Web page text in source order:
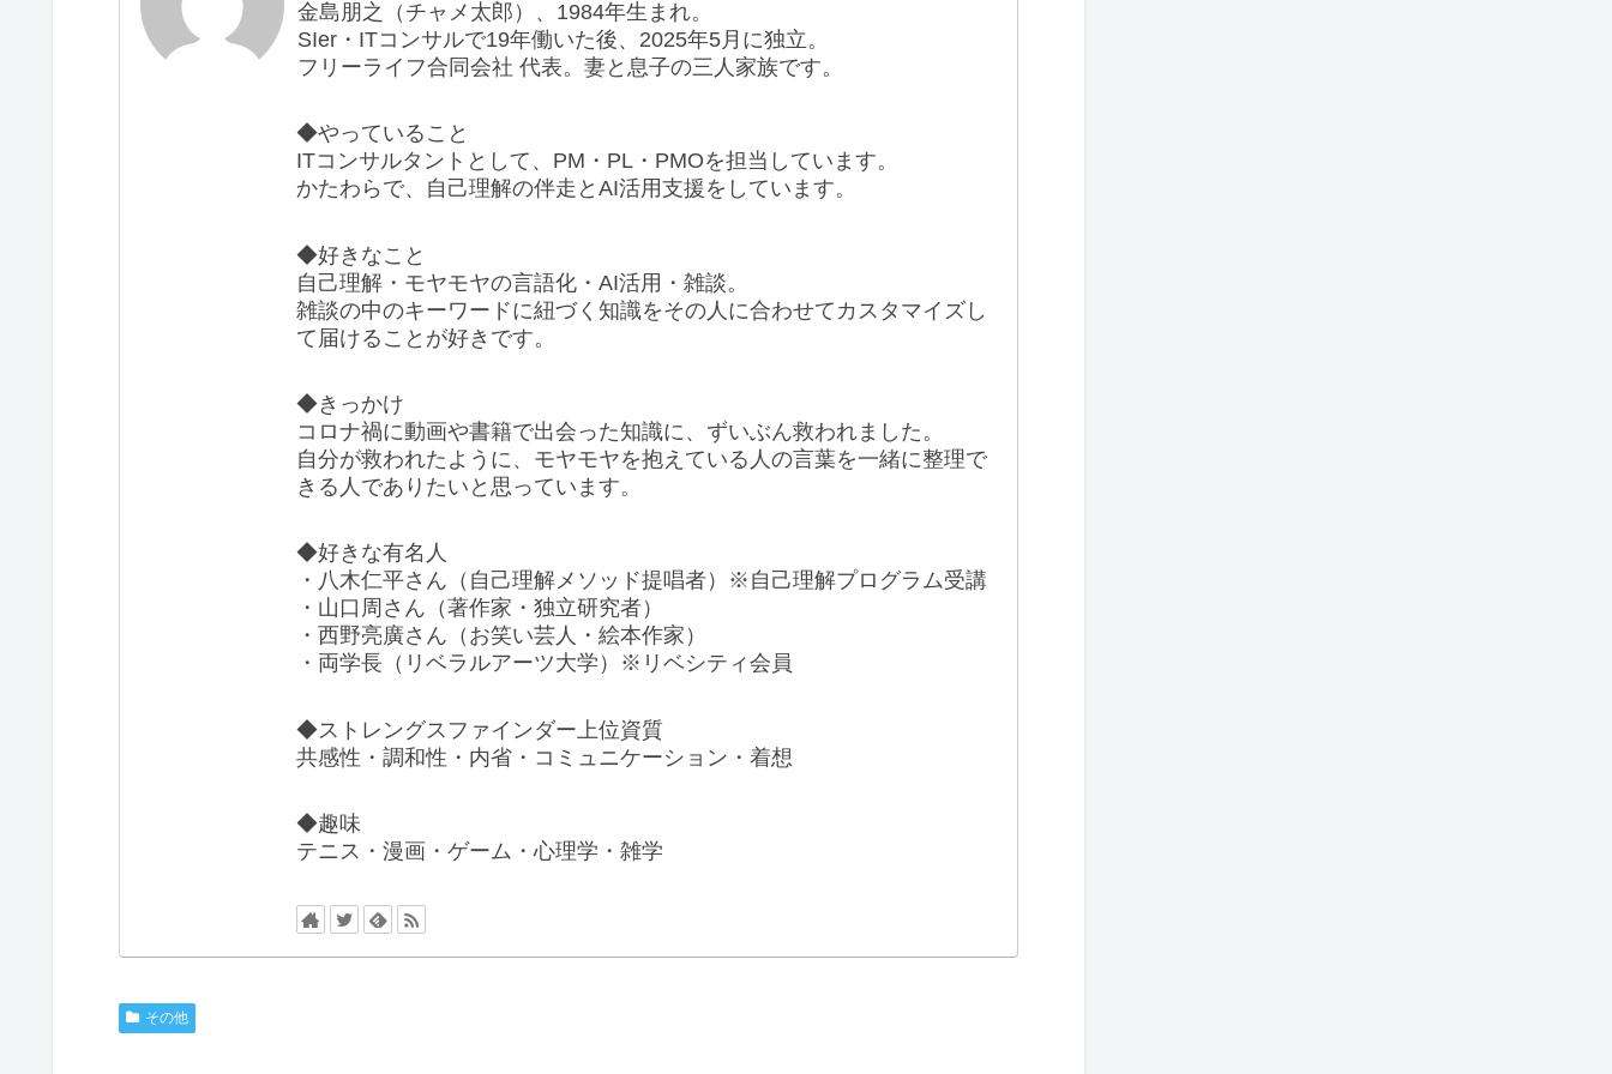
金島朋之（チャメ太郎）、1984年生まれ。
SIer・ITコンサルで19年働いた後、2025年5月に独立。
フリーライフ合同会社 代表。妻と息子の三人家族です。
◆やっていること
ITコンサルタントとして、PM・PL・PMOを担当しています。
かたわらで、自己理解の伴走とAI活用支援をしています。
◆好きなこと
自己理解・モヤモヤの言語化・AI活用・雑談。
雑談の中のキーワードに紐づく知識をその人に合わせてカスタマイズし
て届けることが好きです。
◆きっかけ
コロナ禍に動画や書籍で出会った知識に、ずいぶん救われました。
自分が救われたように、モヤモヤを抱えている人の言葉を一緒に整理で
きる人でありたいと思っています。
◆好きな有名人
・八木仁平さん（自己理解メソッド提唱者）※自己理解プログラム受講
・山口周さん（著作家・独立研究者）
・西野亮廣さん（お笑い芸人・絵本作家）
・両学長（リベラルアーツ大学）※リベシティ会員
◆ストレングスファインダー上位資質
共感性・調和性・内省・コミュニケーション・着想
◆趣味
テニス・漫画・ゲーム・心理学・雑学
その他